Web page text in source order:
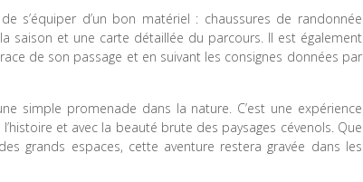
s’équiper d’un bon matériel : chaussures de randonnée
saison et une carte détaillée du parcours. Il est également
de son passage et en suivant les consignes données par
simple promenade dans la nature. C’est une expérience
et avec la beauté brute des paysages cévenols. Que
grands espaces, cette aventure restera gravée dans les